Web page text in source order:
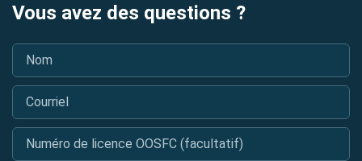
Vous avez des questions ?
Nom
Courriel
Numéro de licence OOSFC (facultatif)